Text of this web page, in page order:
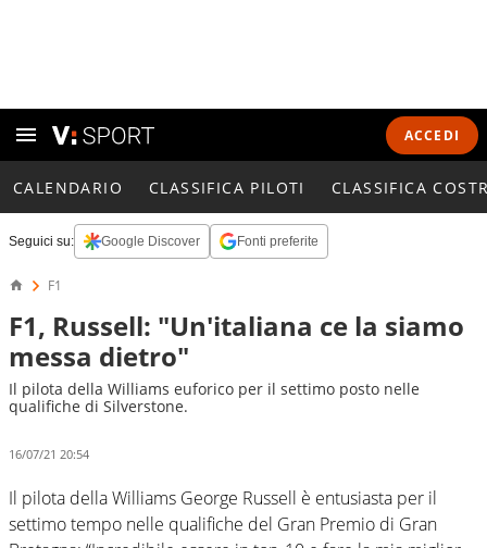
ACCEDI
CALENDARIO CLASSIFICA PILOTI CLASSIFICA
Seguici su: Google Discover Fonti preferite
F1
F1, Russell: "Un'italiana ce la siamo
messa dietro"
Il pilota della Williams euforico per il settimo posto nelle
qualifiche di Silverstone.
16/07/21 20:54
Il pilota della Williams George Russell è entusiasta per il
settimo tempo nelle qualifiche del Gran Premio di Gran